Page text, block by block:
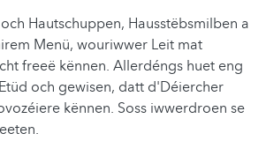
Hautschuppen, Hausstëbsmilben a
Menü, wouriwwer Leit mat
freeë kënnen. Allerdéngs huet eng
och gewisen, datt d'Déiercher
kënnen. Soss iwwerdroen se